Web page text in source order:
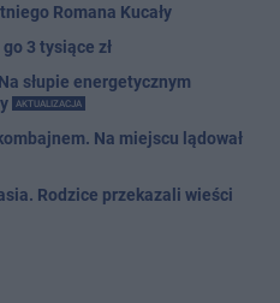
Romana Kucały
3 tysiące zł
słupie energetycznym
AKTUALIZACJA
Na miejscu lądował
Rodzice przekazali wieści